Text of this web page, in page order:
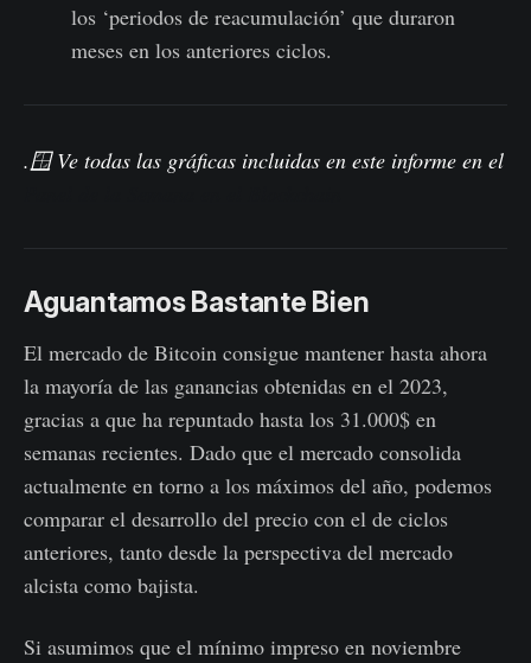
los ‘periodos de reacumulación’ que duraron
meses en los anteriores ciclos.
.🪟 Ve todas las gráficas incluidas en este informe en el
Aguantamos Bastante Bien
El mercado de Bitcoin consigue mantener hasta ahora
la mayoría de las ganancias obtenidas en el 2023,
gracias a que ha repuntado hasta los 31.000$ en
semanas recientes. Dado que el mercado consolida
actualmente en torno a los máximos del año, podemos
comparar el desarrollo del precio con el de ciclos
anteriores, tanto desde la perspectiva del mercado
alcista como bajista.
Si asumimos que el mínimo impreso en noviembre